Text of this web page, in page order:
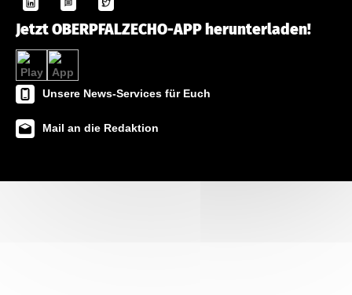
Jetzt OBERPFALZECHO-APP herunterladen!
Unsere News-Services für Euch
Mail an die Redaktion